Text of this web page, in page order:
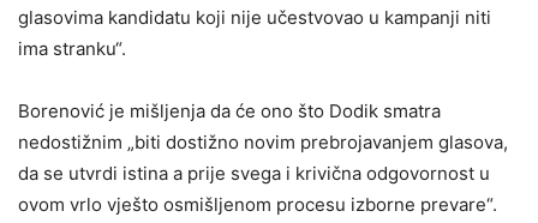
glasovima kandidatu koji nije učestvovao u kampanji niti
ima stranku“.
Borenović je mišljenja da će ono što Dodik smatra
nedostižnim „biti dostižno novim prebrojavanjem glasova,
da se utvrdi istina a prije svega i krivična odgovornost u
ovom vrlo vješto osmišljenom procesu izborne prevare“.